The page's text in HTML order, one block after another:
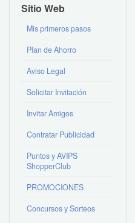
Sitio Web
Mis primeros pasos
Plan de Ahorro
Aviso Legal
Solicitar Invitación
Invitar Amigos
Contratar Publicidad
Puntos y AVIPS
ShopperClub
PROMOCIONES
Concursos y Sorteos